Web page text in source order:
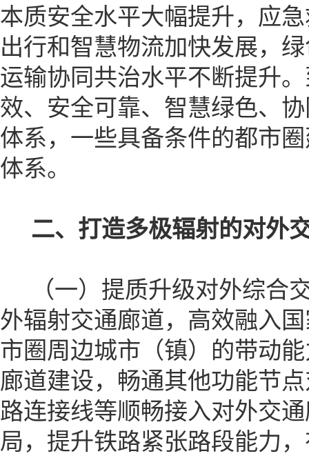
本质安全水平大幅提升，应
出行和智慧物流加快发展，
运输协同共治水平不断提升
效、安全可靠、智慧绿色、
体系，一些具备条件的都市
体系。
二、打造多极辐射的对外
（一）提质升级对外综合
外辐射交通廊道，高效融入
市圈周边城市（镇）的带动
廊道建设，畅通其他功能节
路连接线等顺畅接入对外交
局，提升铁路紧张路段能力